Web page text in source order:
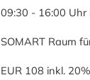
09:30 - 16:00 Uhr
SOMART Raum
EUR 108 inkl.